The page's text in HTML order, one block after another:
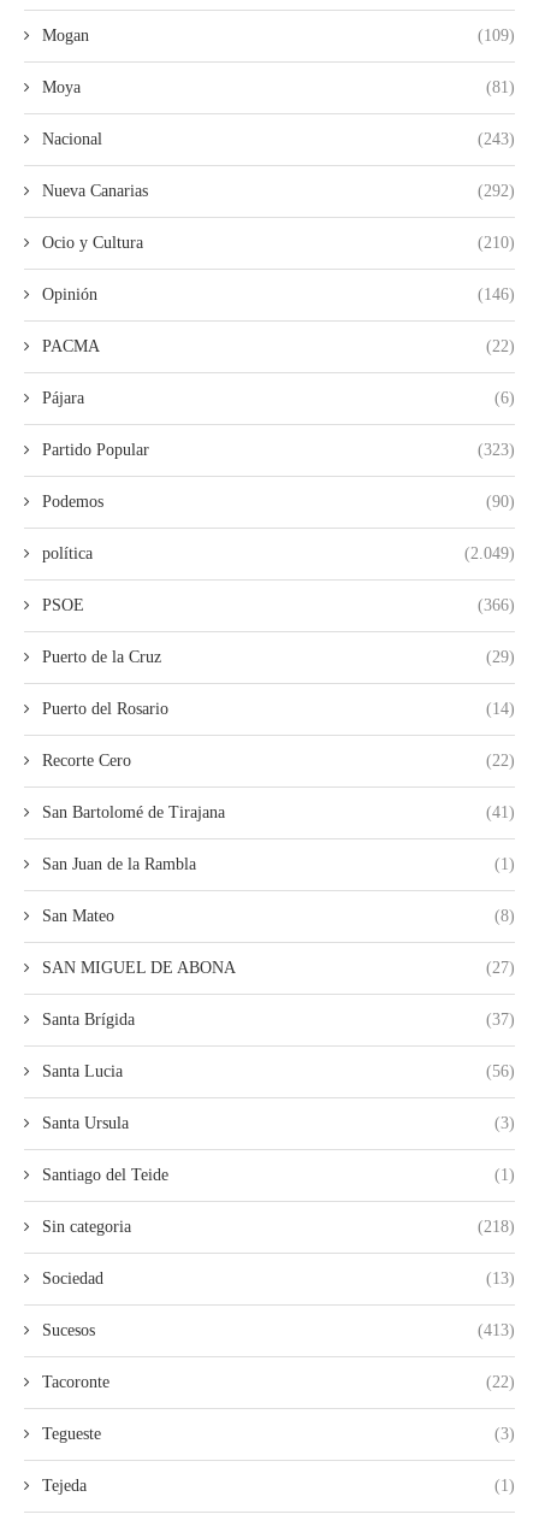
Mogan (109)
Moya (81)
Nacional (243)
Nueva Canarias (292)
Ocio y Cultura (210)
Opinión (146)
PACMA (22)
Pájara (6)
Partido Popular (323)
Podemos (90)
política (2.049)
PSOE (366)
Puerto de la Cruz (29)
Puerto del Rosario (14)
Recorte Cero (22)
San Bartolomé de Tirajana (41)
San Juan de la Rambla (1)
San Mateo (8)
SAN MIGUEL DE ABONA (27)
Santa Brígida (37)
Santa Lucia (56)
Santa Ursula (3)
Santiago del Teide (1)
Sin categoria (218)
Sociedad (13)
Sucesos (413)
Tacoronte (22)
Tegueste (3)
Tejeda (1)